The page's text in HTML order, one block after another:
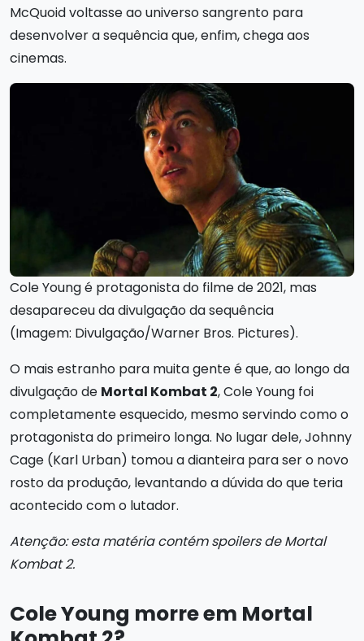
McQuoid voltasse ao universo sangrento para
desenvolver a sequência que, enfim, chega aos
cinemas.
Cole Young é protagonista do filme de 2021, mas
desapareceu da divulgação da sequência
(Imagem: Divulgação/Warner Bros. Pictures).
O mais estranho para muita gente é que, ao longo da
divulgação de Mortal Kombat 2, Cole Young foi
completamente esquecido, mesmo servindo como o
protagonista do primeiro longa. No lugar dele, Johnny
Cage (Karl Urban) tomou a dianteira para ser o novo
rosto da produção, levantando a dúvida do que teria
acontecido com o lutador.
Atenção: esta matéria contém spoilers de Mortal
Kombat 2.
Cole Young morre em Mortal